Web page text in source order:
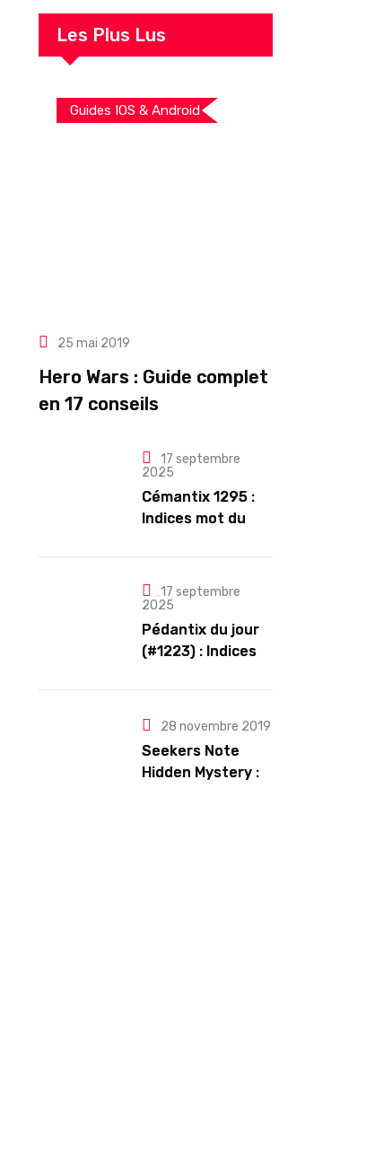
Les Plus Lus
Guides IOS & Android
25 mai 2019
Hero Wars : Guide complet
en 17 conseils
17 septembre
2025
Cémantix 1295 :
Indices mot du
17 septembre
2025
Pédantix du jour
(#1223) : Indices
28 novembre 2019
Seekers Note
Hidden Mystery :